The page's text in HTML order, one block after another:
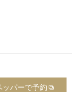
ッパーで予約